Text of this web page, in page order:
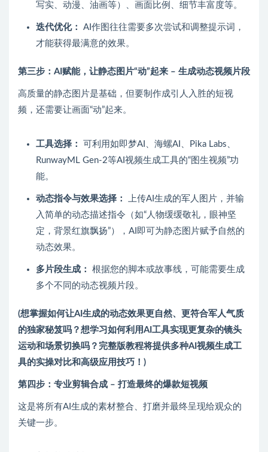
写实、动漫、油画等）、画面比例、细节丰富度等。
迭代优化：
AI作图往往需要多次尝试和调整提示词，
才能获得最满意的效果。
第三步：AI赋能，让静态图片“动”起来 – 生成动态视频片段
高质量的静态图片是基础，但要制作成引人入胜的短视
频，还需要让画面“动”起来。
工具选择：
可利用如即梦AI、海螺AI、Pika Labs、
RunwayML Gen-2等AI视频生成工具的“图生视频”功
能。
动态指令与效果选择：
上传AI生成的军人图片，并输
入简单的动态描述指令（如“人物缓缓敬礼，眼神坚
定，背景红旗飘扬”），AI即可为静态图片赋予自然的
动态效果。
多片段生成：
根据您的脚本或故事线，可能需要生成
多个不同的动态视频片段。
(想掌握如何让AI生成的动态效果更自然、更符合军人气质
的独家秘笈吗？想学习如何利用AI工具实现更复杂的镜头
运动和场景切换吗？完整版教程将提供多种AI视频生成工
具的实操对比和高级应用技巧！)
第四步：专业剪辑合成 – 打造最终的爆款短视频
这是将所有AI生成的素材整合、打磨并最终呈现给观众的
关键一步。